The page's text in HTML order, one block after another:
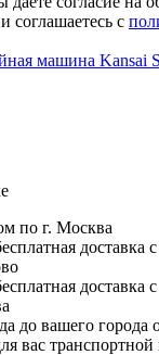
соглашаетесь с
по г. Москва
доставка
доставка
до вашего города
вас